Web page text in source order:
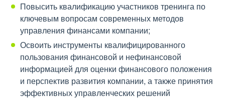
Повысить квалификацию участников тренинга по
ключевым вопросам современных методов
управления финансами компании;
Освоить инструменты квалифицированного
пользования финансовой и нефинансовой
информацией для оценки финансового положения
и перспектив развития компании, а также принятия
эффективных управленческих решений